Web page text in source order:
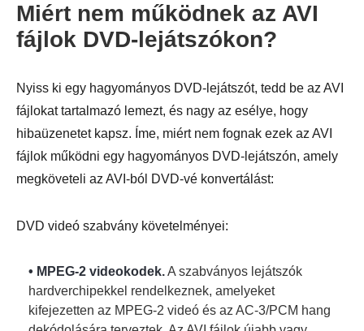
Miért nem működnek az AVI
fájlok DVD-lejátszókon?
Nyiss ki egy hagyományos DVD-lejátszót, tedd be az AVI
fájlokat tartalmazó lemezt, és nagy az esélye, hogy
hibaüzenetet kapsz. Íme, miért nem fognak ezek az AVI
fájlok működni egy hagyományos DVD-lejátszón, amely
megköveteli az AVI-ból DVD-vé konvertálást:
DVD videó szabvány követelményei:
• MPEG-2 videokodek.A szabványos lejátszók
hardverchipekkel rendelkeznek, amelyeket
kifejezetten az MPEG-2 videó és az AC-3/PCM hang